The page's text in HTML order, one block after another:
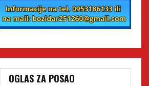
OGLAS ZA POSAO